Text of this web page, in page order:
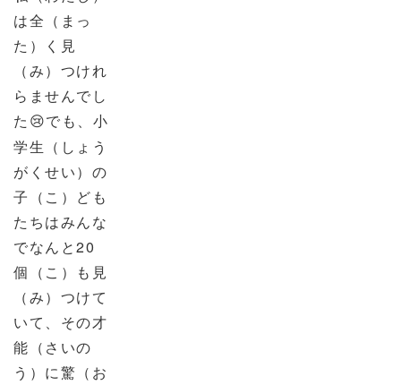
は全（まっ
た）く見
（み）つけれ
らませんでし
た 😢でも、小
学生（しょう
がくせい）の
子（こ）ども
たちはみんな
でなんと20
個（こ）も見
（み）つけて
いて、その才
能（さいの
う）に驚（お